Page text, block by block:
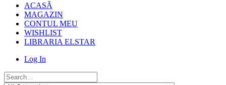
ACASĂ
MAGAZIN
CONTUL MEU
WISHLIST
LIBRARIA ELSTAR
Log In